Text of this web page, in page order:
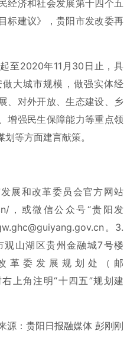
经济和社会发展第十四个五
标建议》，贵阳市发改委再
至2020年11月30日止，具
大城市规模，做强实体经
、对外开放、生态建设、乡
增强民生保障能力等重点领
等方面建言献策。
展和改革委员会官方网站
，或微信公众号“贵阳发
。3.
观山湖区贵州金融城7号楼
革委发展规划处（邮
上角注明“十四五”规划建
：贵阳日报融媒体 彭刚刚